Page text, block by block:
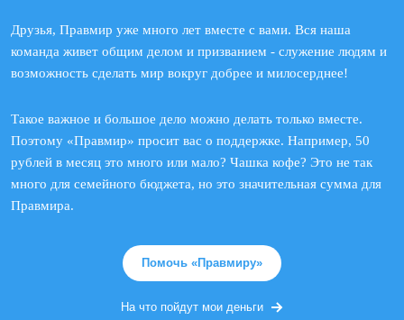
Друзья, Правмир уже много лет вместе с вами. Вся наша
команда живет общим делом и призванием - служение людям и
возможность сделать мир вокруг добрее и милосерднее!
Такое важное и большое дело можно делать только вместе.
Поэтому «Правмир» просит вас о поддержке. Например, 50
рублей в месяц это много или мало? Чашка кофе? Это не так
много для семейного бюджета, но это значительная сумма для
Правмира.
Помочь «Правмиру»
На что пойдут мои деньги